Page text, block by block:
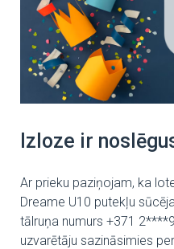
Izloze ir
Ar prieku paziņojam, ka
Dreame U10 putekļu
tālruņa numurs +371
uzvarētāju sazināsimies